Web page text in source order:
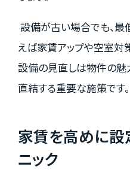
設備が古い場合でも、
えば家賃アップや空室対
設備の見直しは物件の魅
直結する重要な施策です。
家賃を高めに設
ニック